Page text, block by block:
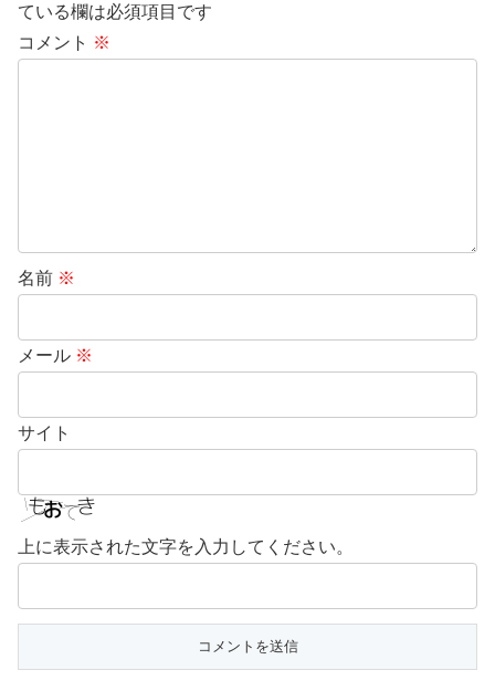
ている欄は必須項目です
コメント ※
名前 ※
メール ※
サイト
上に表示された文字を入力してください。